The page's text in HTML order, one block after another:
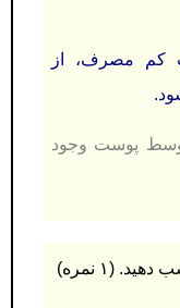
كم مصرف، از
جذب جیوه (۰.۲۵) توسط پوست وجود